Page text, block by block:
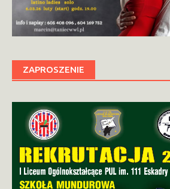
ZAPROSZENIE